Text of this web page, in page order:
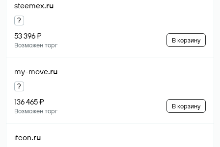
steemex.ru
?
53 396 ₽
Возможен торг
В корзину
my-move.ru
?
136 465 ₽
Возможен торг
В корзину
ifcon.ru